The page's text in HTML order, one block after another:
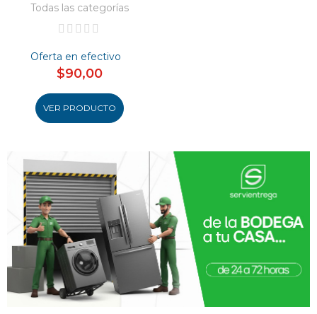
Todas las categorías
Oferta en efectivo
$90,00
VER PRODUCTO